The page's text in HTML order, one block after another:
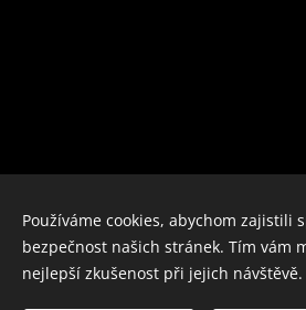
Používáme cookies, abychom zajistili
bezpečnost našich stránek. Tím vám
nejlepší zkušenost při jejich návštěvě.